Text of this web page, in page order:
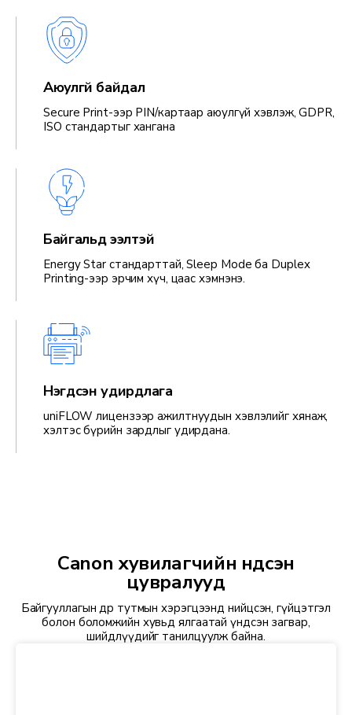
Аюулгүй байдал
Secure Print-ээр PIN/картаар аюулгүй хэвлэж, GDPR,
ISO стандартыг хангана
Байгальд ээлтэй
Energy Star стандарттай, Sleep Mode ба Duplex
Printing-ээр эрчим хүч, цаас хэмнэнэ.
Нэгдсэн удирдлага
uniFLOW лицензээр ажилтнуудын хэвлэлийг хянаж,
хэлтэс бүрийн зардлыг удирдана.
Canon хувилагчийн үндсэн
цувралууд
Байгууллагын өдөр тутмын хэрэгцээнд нийцсэн, гүйцэтгэл
болон боломжийн хувьд ялгаатай үндсэн загвар,
шийдлүүдийг танилцуулж байна.